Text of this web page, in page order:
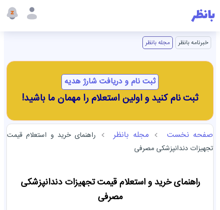
خبرنامه بانظر مجله بانظر
ثبت نام و دریافت شارژ هدیه
ثبت نام کنید و اولین استعلام را مهمان ما باشید!
صفحه نخست مجله بانظر
راهنمای خرید و استعلام قیمت
تجهیزات دندانپزشکی مصرفی
راهنمای خرید و استعلام قیمت تجهیزات دندانپزشکی
مصرفی